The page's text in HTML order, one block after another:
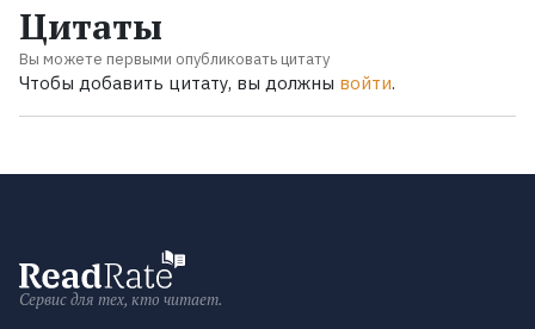
Цитаты
Вы можете первыми опубликовать цитату
Чтобы добавить цитату, вы должны войти.
Сервис для тех, кто читает.